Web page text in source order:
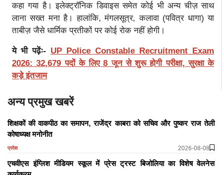
कहा गया है। इलेक्ट्रॉनिक डिवाइस समेत कोई भी अन्य चीज़ साथ
लाना सख्त मना है। हालांकि, मंगलसूत्र, कलावा (पवित्र धागा) या
ताबीज़ जैसे धार्मिक प्रतीकों पर कोई रोक नहीं होगी।
ये भी पढ़ेंः- UP Police Constable Recruitment Exam
2026: 32,679 पदों के लिए 8 जून से शुरू होगी परीक्षा, सुरक्षा के
कड़े इंतजाम
अन्य प्रमुख खबरें
शिक्षकों की वाकपीठ का समापन, राजेंद्र काबरा को सचिव और पुष्कर राज तेली
कोषाध्यक्ष मनोनीत
प्रदेश 2026-08-08
एचवीएस इंग्लिश मीडियम स्कूल में प्रेस ट्रस्ट बिजोलिया का विशेष वेलनेस